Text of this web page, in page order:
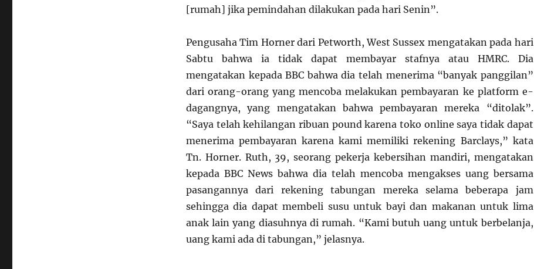
[rumah] jika pemindahan dilakukan pada hari Senin”.
Pengusaha Tim Horner dari Petworth, West Sussex mengatakan pada hari
Sabtu bahwa ia tidak dapat membayar stafnya atau HMRC. Dia
mengatakan kepada BBC bahwa dia telah menerima “banyak panggilan”
dari orang-orang yang mencoba melakukan pembayaran ke platform e-
dagangnya, yang mengatakan bahwa pembayaran mereka “ditolak”.
“Saya telah kehilangan ribuan pound karena toko online saya tidak dapat
menerima pembayaran karena kami memiliki rekening Barclays,” kata
Tn. Horner. Ruth, 39, seorang pekerja kebersihan mandiri, mengatakan
kepada BBC News bahwa dia telah mencoba mengakses uang bersama
pasangannya dari rekening tabungan mereka selama beberapa jam
sehingga dia dapat membeli susu untuk bayi dan makanan untuk lima
anak lain yang diasuhnya di rumah. “Kami butuh uang untuk berbelanja,
uang kami ada di tabungan,” jelasnya.